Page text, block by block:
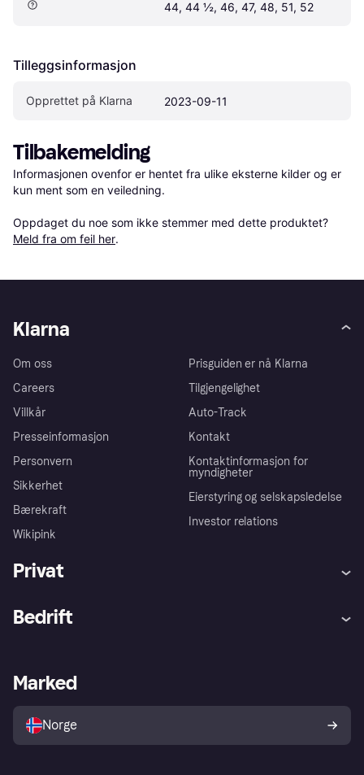
44, 44 ½, 46, 47, 48, 51, 52
Tilleggsinformasjon
Opprettet på Klarna 2023-09-11
Tilbakemelding
Informasjonen ovenfor er hentet fra ulike eksterne kilder og er
kun ment som en veiledning.
Oppdaget du noe som ikke stemmer med dette produktet?
Meld fra om feil her.
Klarna
Om oss
Careers
Villkår
Presseinformasjon
Personvern
Sikkerhet
Bærekraft
Wikipink
Prisguiden er nå Klarna
Tilgjengelighet
Auto-Track
Kontakt
Kontaktinformasjon for
myndigheter
Eierstyring og selskapsledelse
Investor relations
Privat
Utforsk butikker
Bedrift
Merchant portal
Marked
Norge